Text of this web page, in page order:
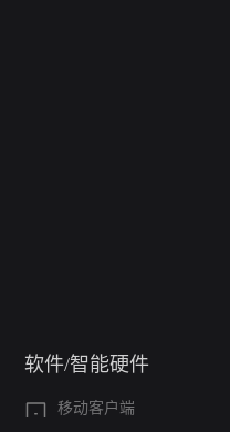
软件/智能硬件
移动客户端